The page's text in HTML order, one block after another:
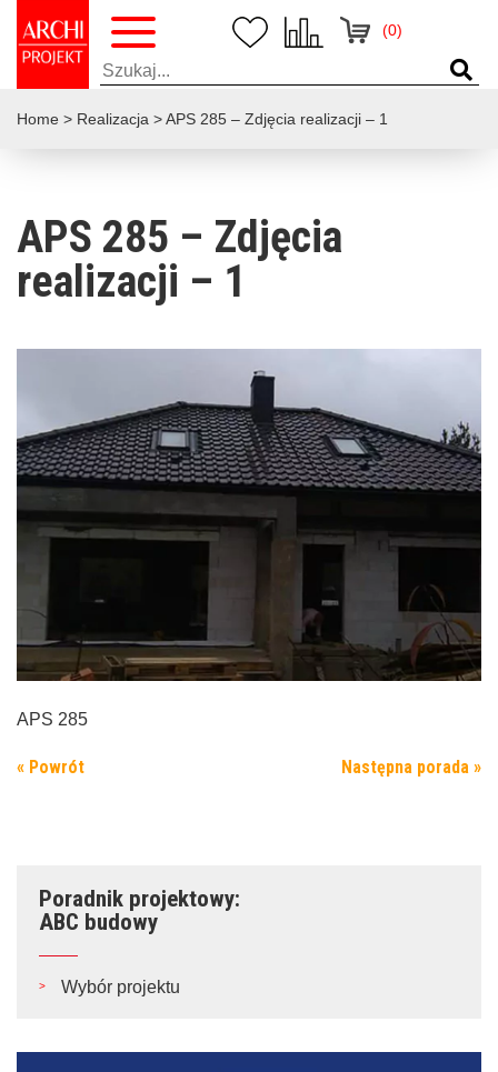
(0)
Home > Realizacja >APS 285 – Zdjęcia realizacji – 1
APS 285 – Zdjęcia
realizacji – 1
APS 285
« Powrót Następna porada »
Poradnik projektowy:
ABC budowy
Wybór projektu